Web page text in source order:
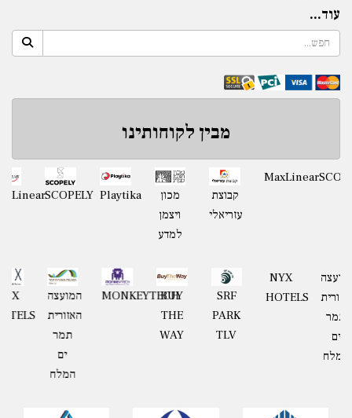
עוד...
מבין לקוחותינו
Playtika
מכון
קבוצת
עזריאלי
MaxLinear
מועצה
BUY
THE
SRF
PARK
NYX
HOTELS
המועצה
האזורית
MONKEYTECHקבוצת
גאון